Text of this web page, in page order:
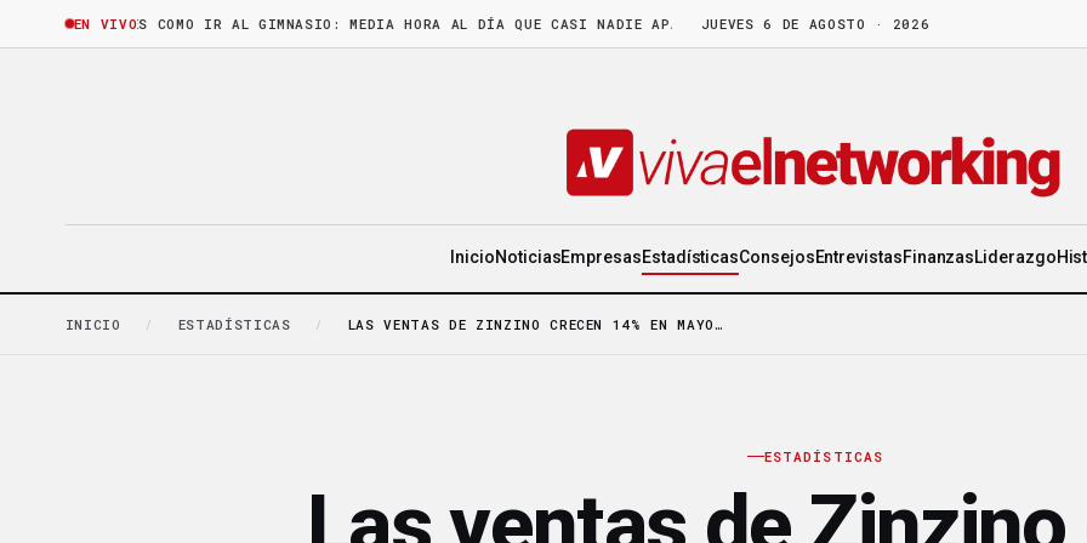
EN VIVO
LEER ES COMO IR AL GIMNASIO: MEDIA HORA AL DÍA QUE CASI NADIE APARTA· LA CEO DE ORIFLAME: «DISFRUTA DE LA GENTE
JUEVES 6 DE AGOSTO · 2026
InicioNoticiasEmpresasEstadísticasConsejosEntrevistasFinanzasLiderazgo
INICIO / ESTADÍSTICAS / LAS VENTAS DE ZINZINO CRECEN 14% EN MAYO…
ESTADÍSTICAS